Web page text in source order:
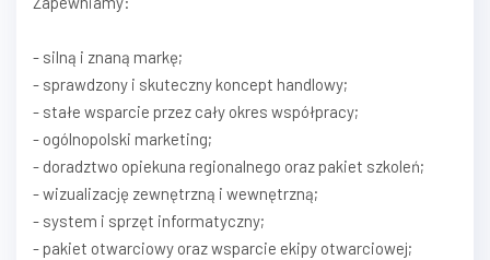
- silną i znaną markę;
- sprawdzony i skuteczny koncept handlowy;
- stałe wsparcie przez cały okres współpracy;
- ogólnopolski marketing;
- doradztwo opiekuna regionalnego oraz pakiet szkoleń;
- wizualizację zewnętrzną i wewnętrzną;
- system i sprzęt informatyczny;
- pakiet otwarciowy oraz wsparcie ekipy otwarciowej;